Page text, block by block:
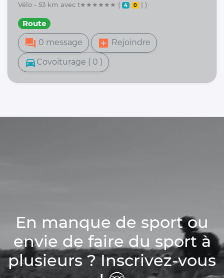
vélo - 53 km avec t★★★★★★ ( 4 0 | )
Route
forum 0 message add_box Rejoindre
directions_car Covoiturage ( 0 )
En manque de sport ou
envie de faire du sport à
plusieurs ? Inscrivez-vous